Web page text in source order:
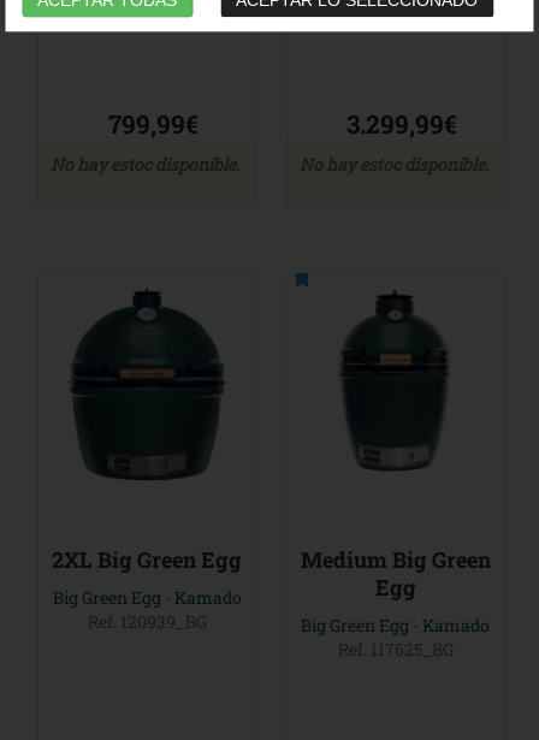
Ref. 117618_BG
799,99€
No hay estoc disponible.
Ref. 117649_BG
3.299,99€
No hay estoc disponible.
2XL Big Green Egg
Big Green Egg
Kamado
Ref. 120939_BG
Medium Big Green
Egg
Big Green Egg
Kamado
Ref. 117625_BG